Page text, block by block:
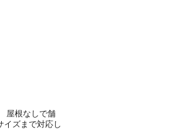
屋根なしで舗
イズまで対応し